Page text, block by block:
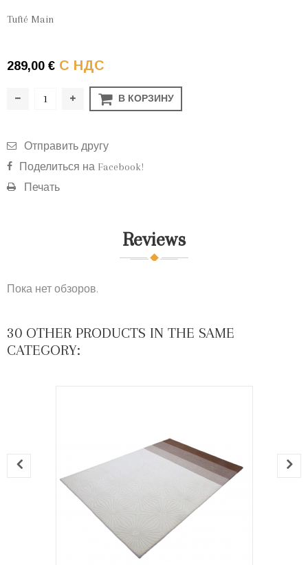
Tufté Main
289,00 € С НДС
В КОРЗИНУ
Отправить другу
Поделиться на Facebook!
Печать
Reviews
Пока нет обзоров.
30 OTHER PRODUCTS IN THE SAME
CATEGORY: